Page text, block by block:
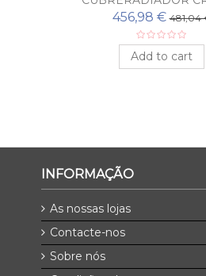
456,98 €481,04
Add to cart
INFORMAÇÃO
As nossas lojas
Contacte-nos
Sobre nós